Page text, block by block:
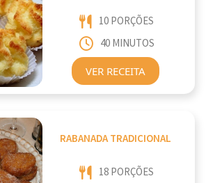
10 PORÇÕES
40 MINUTOS
VER RECEITA
RABANADA TRADICIONAL
18 PORÇÕES